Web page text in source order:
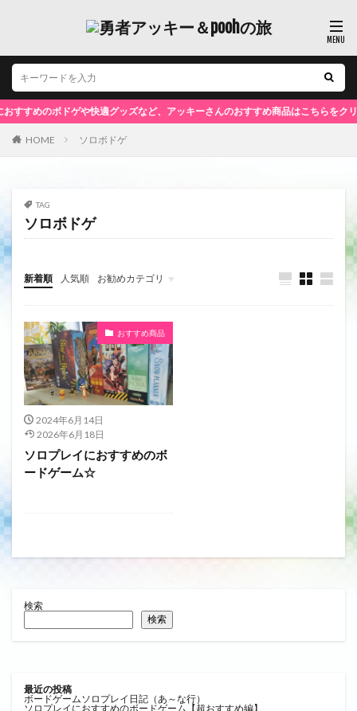
すめのボドゲや快適グッズなど、アッキーさんのおすすめ商品はこちらをクリッ
HOME ソロボドゲ
TAG
ソロボドゲ
新着順 人気順 お勧めカテゴリ
未分類
おすすめ商品
2024年6月14日
2026年6月18日
ソロプレイにおすすめのボ
ードゲーム☆
検索
検索
最近の投稿
ボードゲームソロプレイ日記（あ～な行）
ソロプレイにおすすめのボードゲーム【超おすすめ編】